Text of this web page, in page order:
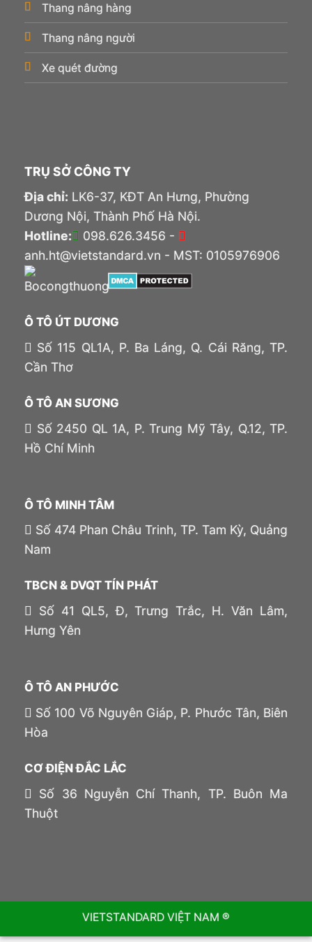
Thang nâng hàng
Thang nâng người
Xe quét đường
TRỤ SỞ CÔNG TY
Địa chỉ: LK6-37, KĐT An Hưng, Phường
Dương Nội, Thành Phố Hà Nội.
Hotline:
098.626.3456 -
anh.ht@vietstandard.vn - MST: 0105976906
Ô TÔ ÚT DƯƠNG
Số 115 QL1A, P. Ba Láng, Q. Cái Răng, TP.
Cần Thơ
Ô TÔ AN SƯƠNG
Số 2450 QL 1A, P. Trung Mỹ Tây, Q.12, TP.
Hồ Chí Minh
Ô TÔ MINH TÂM
Số 474 Phan Châu Trinh, TP. Tam Kỳ, Quảng
Nam
TBCN & DVQT TÍN PHÁT
Số 41 QL5, Đ, Trưng Trắc, H. Văn Lâm,
Hưng Yên
Ô TÔ AN PHƯỚC
Số 100 Võ Nguyên Giáp, P. Phước Tân, Biên
Hòa
CƠ ĐIỆN ĐẮC LẮC
Số 36 Nguyễn Chí Thanh, TP. Buôn Ma
Thuột
VIETSTANDARD VIỆT NAM ®